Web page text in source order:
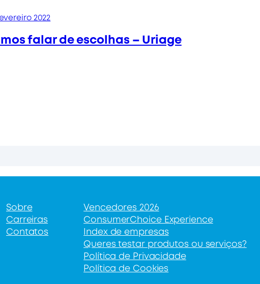
2022
falar de escolhas – Uriage
Sobre
Carreiras
Contatos
Vencedores 2026
ConsumerChoice Experience
Index de empresas
Queres testar produtos ou serviços?
Política de Privacidade
Política de Cookies